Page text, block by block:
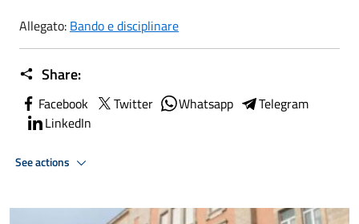
Allegato: Bando e disciplinare
Share:
Facebook Twitter Whatsapp
Telegram
LinkedIn
See actions